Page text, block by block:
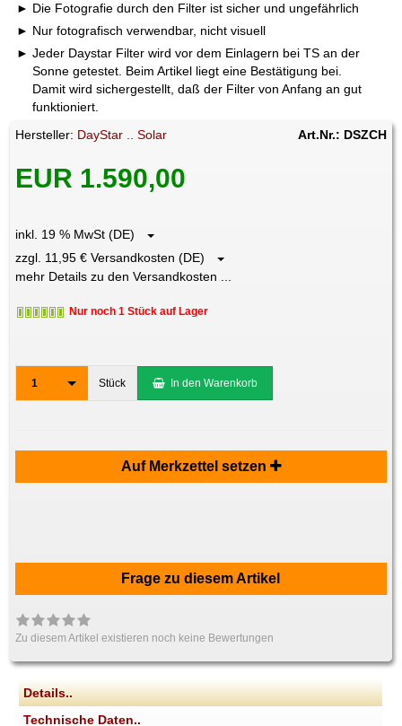
Die Fotografie durch den Filter ist sicher und ungefährlich
Nur fotografisch verwendbar, nicht visuell
Jeder Daystar Filter wird vor dem Einlagern bei TS an der
Sonne getestet. Beim Artikel liegt eine Bestätigung bei.
Damit wird sichergestellt, daß der Filter von Anfang an gut
funktioniert.
Hersteller: DayStar .. Solar Art.Nr.: DSZCH
EUR 1.590,00
inkl. 19 % MwSt (DE)
zzgl. 11,95 € Versandkosten (DE)
mehr Details zu den Versandkosten ...
Nur noch 1 Stück auf Lager
1 Stück In den Warenkorb
Auf Merkzettel setzen
Frage zu diesem Artikel
Zu diesem Artikel existieren noch keine Bewertungen
Details..
Technische Daten..